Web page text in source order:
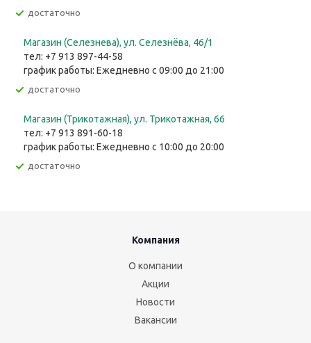
Достаточно
Магазин (Селезнева), ул. Селезнёва, 46/1
тел: +7 913 897-44-58
график работы: Ежедневно с 09:00 до 21:00
Достаточно
Магазин (Трикотажная), ул. Трикотажная, 66
тел: +7 913 891-60-18
график работы: Ежедневно с 10:00 до 20:00
Достаточно
Компания
О компании
Акции
Новости
Вакансии